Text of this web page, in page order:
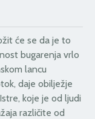
će se da je to
bugarenja vrlo
lancu
daje obilježje
koje je od ljudi
različite od